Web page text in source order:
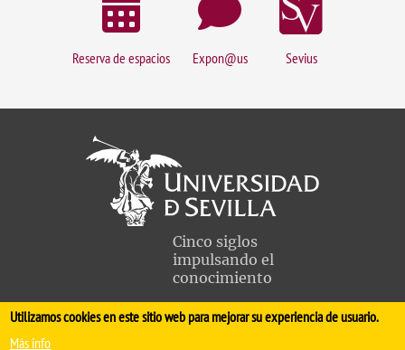
Reserva de espacios Expon@us Sevius
Cinco siglos
impulsando el
conocimiento
FACULTAD DE MEDICINA
Utilizamos cookies en este sitio web para mejorar su experiencia de usuario.
Más info